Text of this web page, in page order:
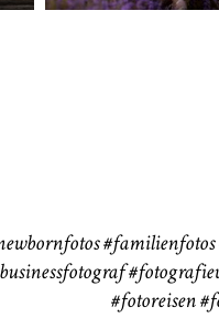
#familienfotos
#fotoreisen